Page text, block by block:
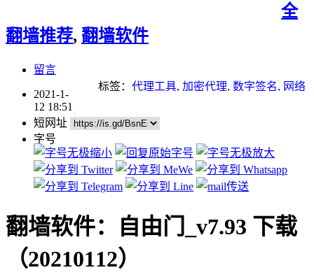
全
翻墙推荐, 翻墙软件
留言
标签： 代理工具, 加密代理, 数字签名, 网络
2021-1-
12 18:51
短网址
字号
翻墙软件：自由门_v7.93 下载
（20210112）